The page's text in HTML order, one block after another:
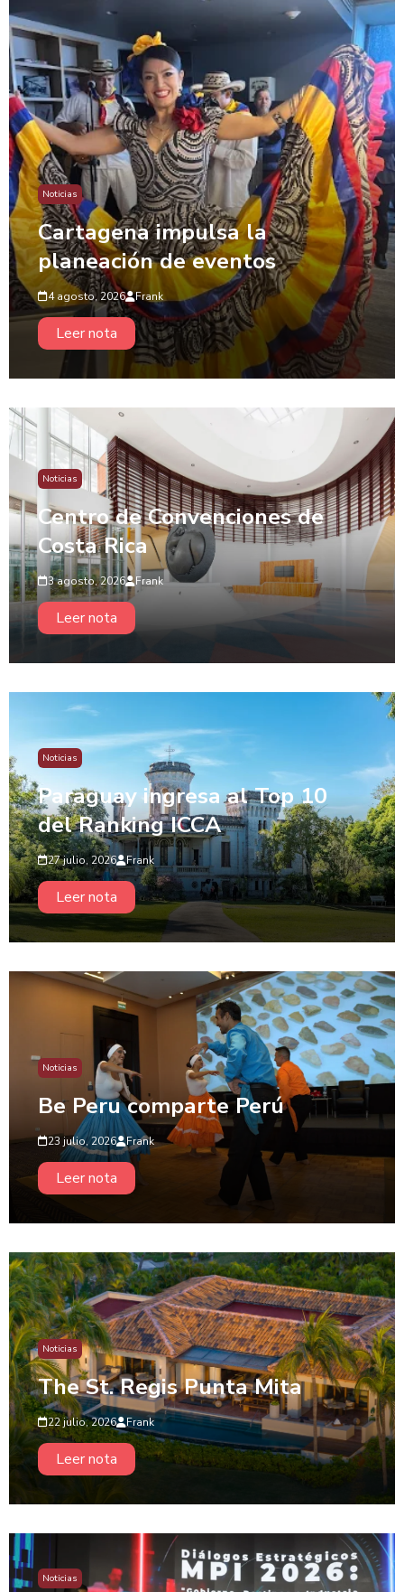
Noticias
Cartagena impulsa la
planeación de eventos
4 agosto, 2026 Frank
Leer nota
Noticias
Centro de Convenciones de
Costa Rica
3 agosto, 2026 Frank
Leer nota
Noticias
Paraguay ingresa al Top 10
del Ranking ICCA
27 julio, 2026 Frank
Leer nota
Noticias
Be Peru comparte Perú
23 julio, 2026 Frank
Leer nota
Noticias
The St. Regis Punta Mita
22 julio, 2026 Frank
Leer nota
Noticias